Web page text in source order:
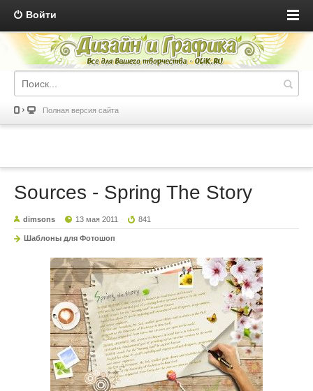
Войти
Полная версия сайта
Sources - Spring The Story
dimsons 13 мая 2011 841
Шаблоны для Фотошоп